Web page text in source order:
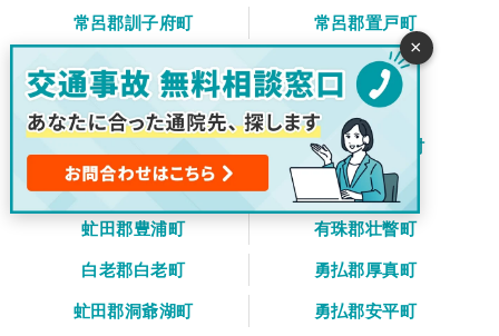
常呂郡訓子府町
常呂郡置戸町
常呂郡佐呂間町
紋別郡遠軽町
紋別郡湧別町
紋別郡滝上町
紋別郡西興部村
紋別郡雄武町
網走郡大空町
虻田郡豊浦町
有珠郡壮瞥町
白老郡白老町
勇払郡厚真町
虻田郡洞爺湖町
勇払郡安平町
×